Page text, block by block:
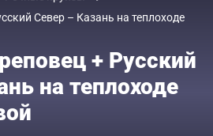
Север – Казань на теплоходе
+ Русский
на теплоходе